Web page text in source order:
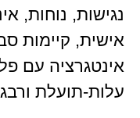
נגישות, נוחות,
אישית, קיימות
אינטגרציה עם
עלות-תועלת